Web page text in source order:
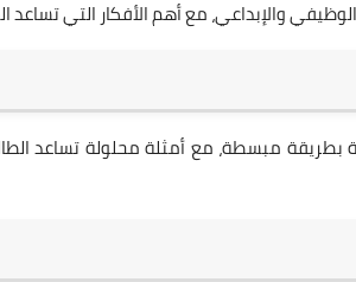
والإبداعي، مع أهم الأفكار التي
مبسطة، مع أمثلة محلولة تساعد